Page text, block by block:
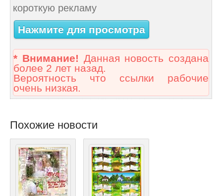
короткую рекламу
Нажмите для просмотра
* Внимание! Данная новость создана
более 2 лет назад.
Вероятность что ссылки рабочие
очень низкая.
Похожие новости